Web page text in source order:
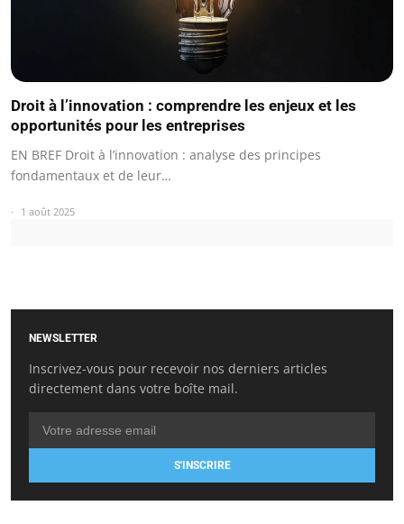
Droit à l’innovation : comprendre les enjeux et les
opportunités pour les entreprises
EN BREF Droit à l’innovation : analyse des principes
fondamentaux et de leur…
1 août 2025
NEWSLETTER
Inscrivez-vous pour recevoir nos derniers articles
directement dans votre boîte mail.
S'INSCRIRE